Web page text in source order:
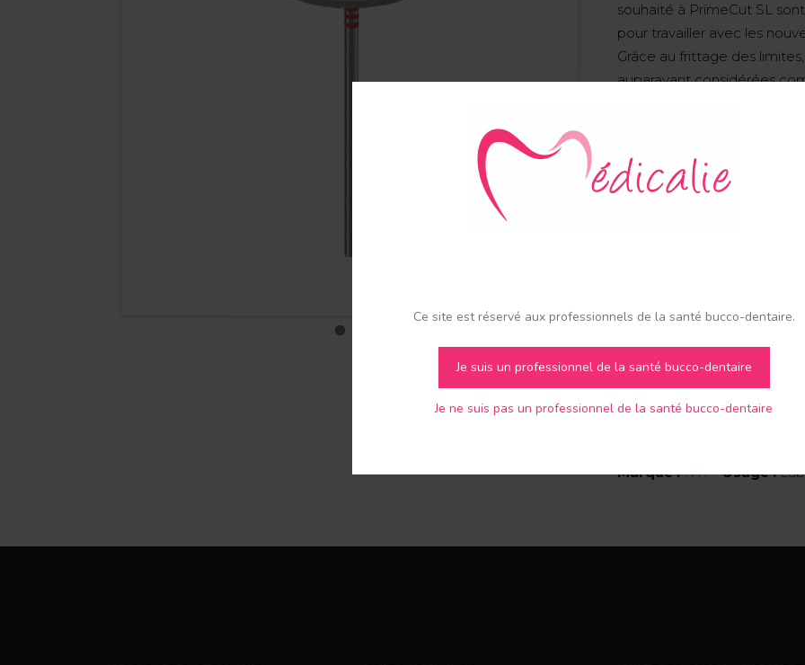
Ce site est réservé aux professionnels de la santé bucco-dentaire.
Je suis un professionnel de la santé bucco-dentaire
Je ne suis pas un professionnel de la santé bucco-dentaire
souhaité à PrimeCut SL
pour travailler avec les
Grâce au frittage des
auparavant considérées
première fois. La
structure cristalline
angles. Ainsi, une
céramiques les plus dures.
fissures.
Existe en diamètre 19mm
Marque :NTIUsage: